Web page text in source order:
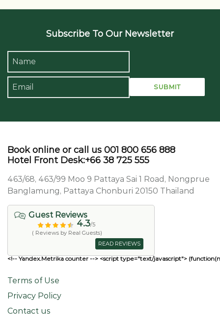
Subscribe To Our Newsletter
Book online or call us 001 800 656 888
Hotel Front Desk:+66 38 725 555
463/68, 463/99 Moo 9 Pattaya Sai 1 Road, Nongprue
Banglamung, Pattaya Chonburi 20150 Thailand
Guest Reviews
4.3/5
( Reviews by Real Guests)
READ REVIEWS
<!-- Yandex.Metrika counter --> <script type="text/javascript">
Terms of Use
Privacy Policy
Contact us